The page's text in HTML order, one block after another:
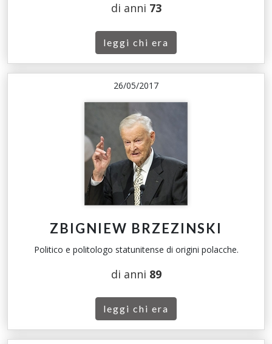
di anni 73
leggi chi era
26/05/2017
ZBIGNIEW BRZEZINSKI
Politico e politologo statunitense di origini polacche.
di anni 89
leggi chi era